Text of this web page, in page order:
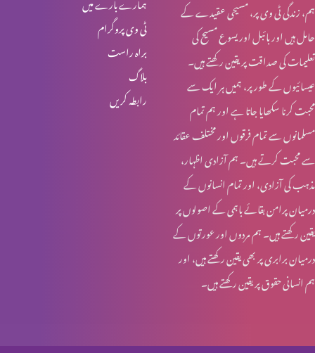
انبیا ء و بزرگ – ابراہام
انبیاء و بزرگ – حنوک اور نوح
انبیاء و بزرگ – آدم اور حنوک
آخری جنگ – کیا تیاری ہو رہی ہے؟
ٹی وی پروگرام
براہ راست
بلاگ
رابطہ کریں
ہم، زندگی ٹی وی پر، مسیحی عقیدے کے
حامل ہیں اور بائبل اور یسوع مسیح کی
تعلیمات کی صداقت پر یقین رکھتے ہیں۔
عیسائیوں کے طور پر، ہمیں ہر ایک سے
محبت کرنا سکھایا جاتا ہے اور ہم تمام
مسلمانوں سے تمام فرقوں اور مختلف عقائد
سے محبت کرتے ہیں۔ ہم آزادی اظہار،
مذہب کی آزادی، اور تمام انسانوں کے
درمیان پرامن بقائے باہمی کے اصولوں پر
یقین رکھتے ہیں۔ ہم مردوں اور عورتوں کے
درمیان برابری پر بھی یقین رکھتے ہیں، اور
ہم انسانی حقوق پر یقین رکھتے ہیں۔